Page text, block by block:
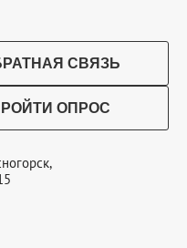
СВЯЗЬ
ОПРОС